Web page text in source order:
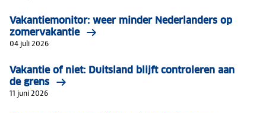
Vakantiemonitor: weer minder Nederlanders op
zomervakantie
04 juli 2026
Vakantie of niet: Duitsland blijft controleren aan
de grens
11 juni 2026